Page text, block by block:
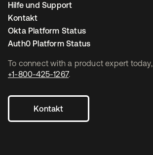
To connect with a product expert today,
+1-800-425-1267.
Kontakt
Hilfe und Support
Kontakt
Okta Platform Status
Auth0 Platform Status